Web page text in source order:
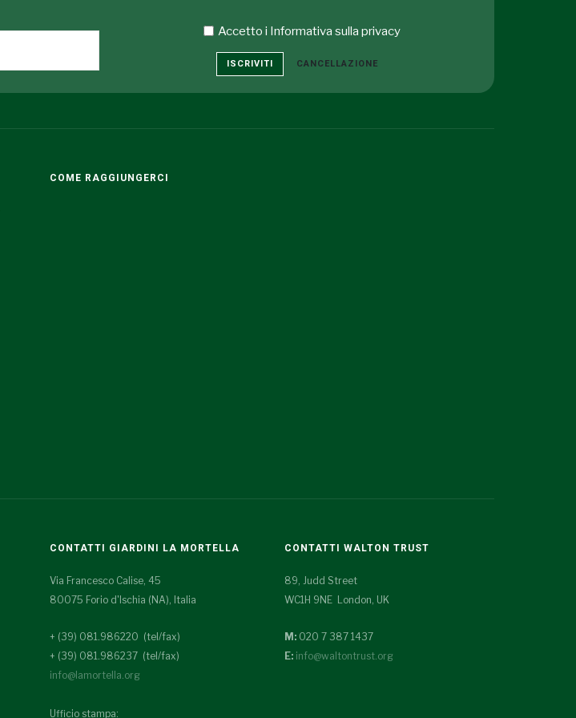
Accetto i Informativa sulla privacy
ISCRIVITI CANCELLAZIONE
COME RAGGIUNGERCI
CONTATTI GIARDINI LA MORTELLA
Via Francesco Calise, 45
80075 Forio d'Ischia (NA), Italia
+ (39) 081.986220 (tel/fax)
+ (39) 081.986237 (tel/fax)
info@lamortella.org
Ufficio stampa:
CONTATTI WALTON TRUST
89, Judd Street
WC1H 9NE London, UK
M:020 7 387 1437
E: info@waltontrust.org